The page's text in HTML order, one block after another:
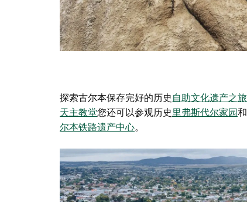
探索古尔本保存完好的历史自助文化遗产之旅
天主教堂您还可以参观历史里弗斯代尔家园和
尔本铁路遗产中心。